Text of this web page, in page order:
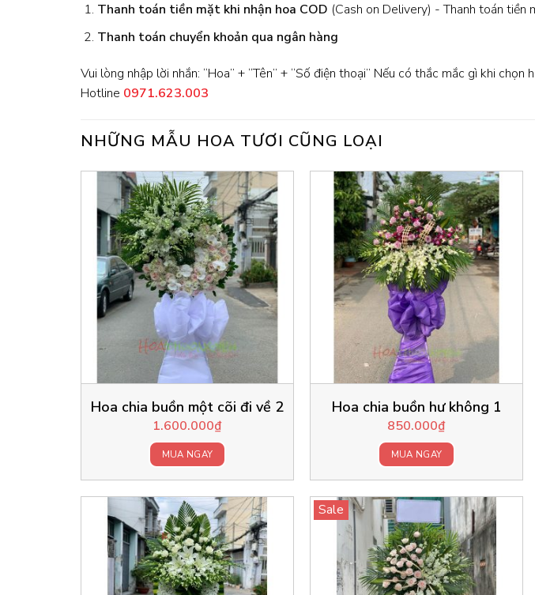
Thanh toán tiền mặt khi nhận hoa COD (Cash on Delivery) - Thanh toán tiền
Thanh toán chuyển khoản qua ngân hàng
Vui lòng nhập lời nhắn: “Hoa” + “Tên” + “Số điện thoại” Nếu có thắc mắc gì khi
Hotline 0971.623.003
NHỮNG MẪU HOA TƯƠI CŨNG LOẠI
Hoa chia buồn một cõi đi về 2
1.600.000₫
MUA NGAY
Hoa chia buồn hư không 1
850.000₫
MUA NGAY
Sale